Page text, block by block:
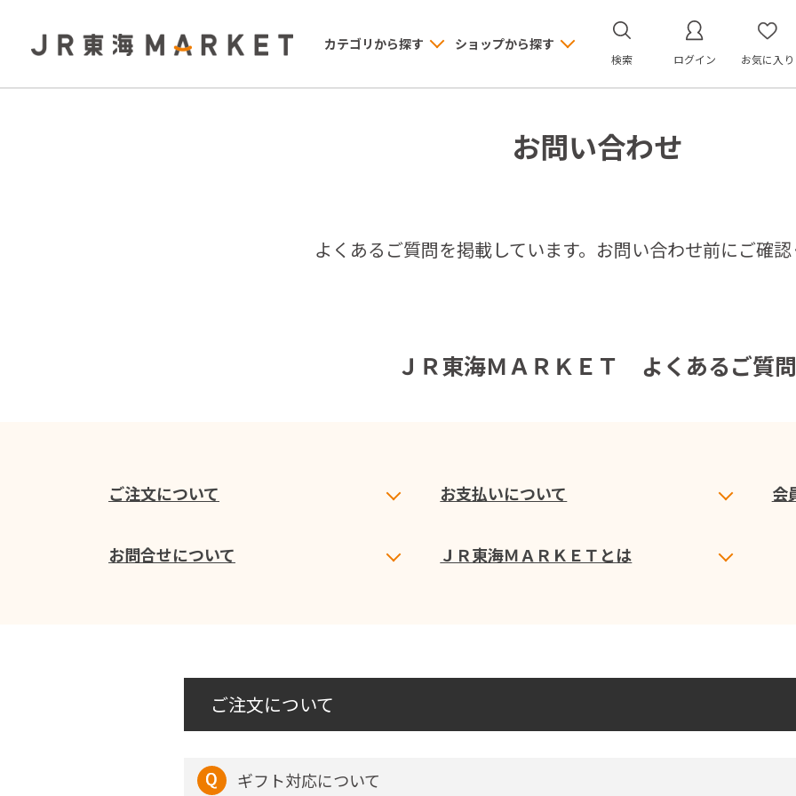
カテゴリから探す ショップから探す
検索 ログイン お気に入り
お問い合わせ
よくあるご質問を掲載しています。お問い合わせ前にご確認
ＪＲ東海ＭＡＲＫＥＴ よくあるご質問
ご注文について お支払いについて 会
お問合せについて ＪＲ東海ＭＡＲＫＥＴとは
ご注文について
ギフト対応について